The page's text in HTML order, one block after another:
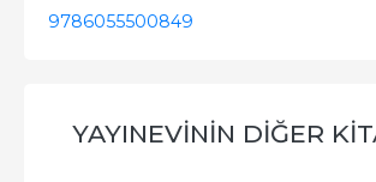
9786055500849
YAYINEVININ DIĞER